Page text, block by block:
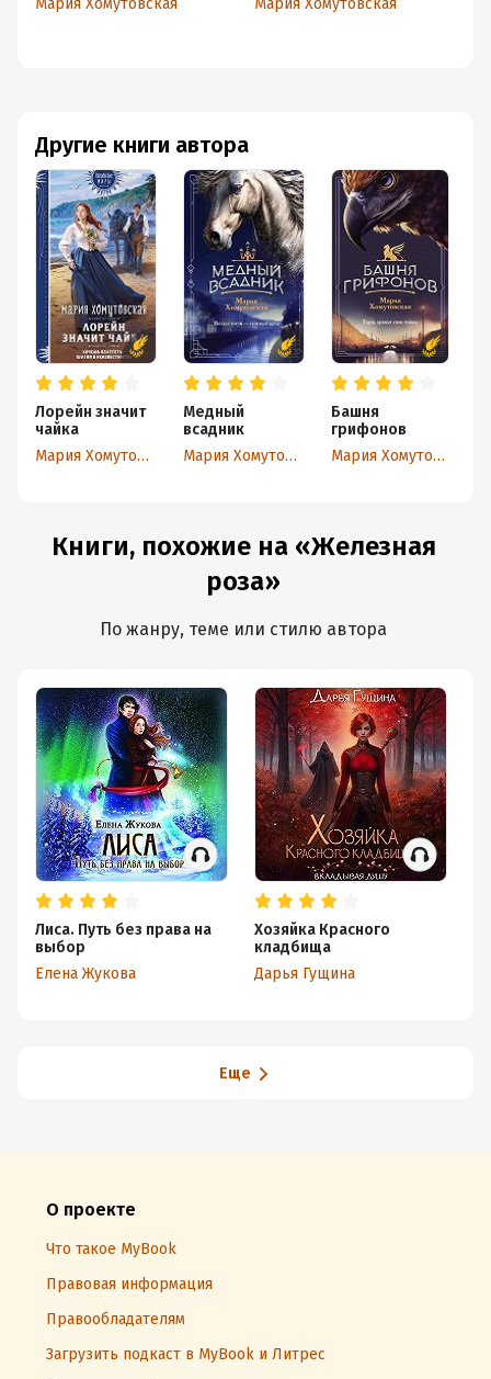
Другие книги автора
Лорейн значит
чайка
Мария Хомутовская
Медный
всадник
Мария Хомутовская
Башня
грифонов
Мария Хомутовская
Мария Хомутовская
Мария Хомутовская
Книги, похожие на «Железная
роза»
По жанру, теме или стилю автора
Лиса. Путь без права на
выбор
Елена Жукова
Хозяйка Красного
кладбища
Дарья Гущина
Еще
О проекте
Что такое MyBook
Правовая информация
Правообладателям
Загрузить подкаст в MyBook и Литрес